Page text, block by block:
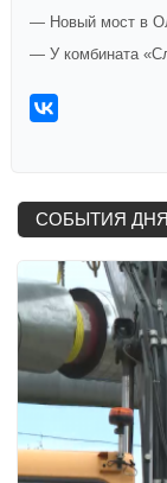
— Новый мост в
— У комбината
СОБЫТИЯ ДНЯ